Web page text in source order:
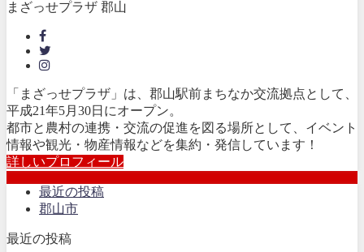
まざっせプラザ 郡山
「まざっせプラザ」は、郡山駅前まちなか交流拠点として、
平成21年5月30日にオープン。
都市と農村の連携・交流の促進を図る場所として、イベント
情報や観光・物産情報などを集約・発信しています！
詳しいプロフィール
最近の投稿
郡山市
最近の投稿